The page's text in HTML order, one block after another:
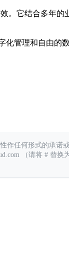
。它结合多年
管理和自由的
作任何形式的承诺
（请将 # 替换